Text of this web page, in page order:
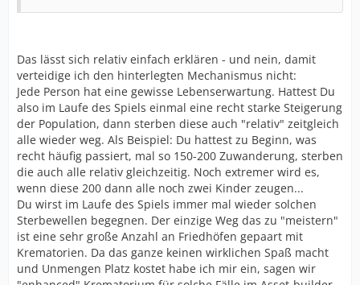
Das lässt sich relativ einfach erklären - und nein, damit
verteidige ich den hinterlegten Mechanismus nicht:
Jede Person hat eine gewisse Lebenserwartung. Hattest Du
also im Laufe des Spiels einmal eine recht starke Steigerung
der Population, dann sterben diese auch "relativ" zeitgleich
alle wieder weg. Als Beispiel: Du hattest zu Beginn, was
recht häufig passiert, mal so 150-200 Zuwanderung, sterben
die auch alle relativ gleichzeitig. Noch extremer wird es,
wenn diese 200 dann alle noch zwei Kinder zeugen...
Du wirst im Laufe des Spiels immer mal wieder solchen
Sterbewellen begegnen. Der einzige Weg das zu "meistern"
ist eine sehr große Anzahl an Friedhöfen gepaart mit
Krematorien. Da das ganze keinen wirklichen Spaß macht
und Unmengen Platz kostet habe ich mir ein, sagen wir